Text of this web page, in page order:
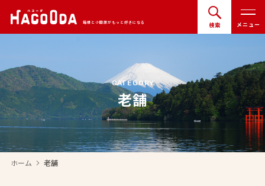
箱根と小田原がもっと好きになる 検索 メニュー
CATEGORY
老舗
ホーム arrow_forward_ios 老舗